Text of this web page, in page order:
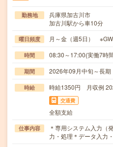
勤務地
兵庫県加古川市
加古川駅から車10分
曜日頻度 月～金（週5日）
時間 08:30～17:00(実働7時
期間 2026年09月中旬～長
時給 時給1350円 月収例
交通費
全額支給
仕事内容
＊専用システム入力（
力・処理＊データ入